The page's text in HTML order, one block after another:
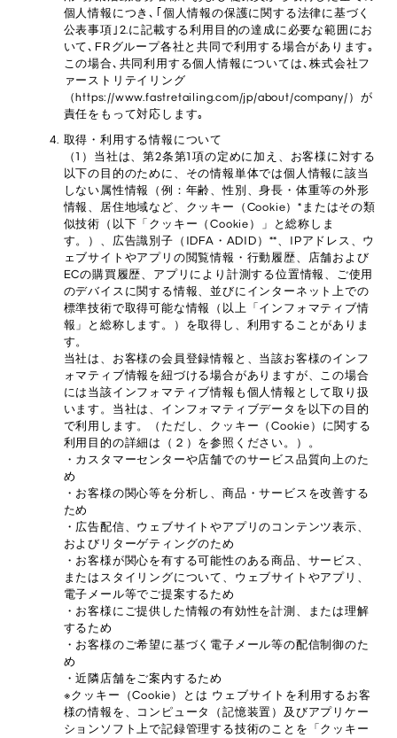
個人情報につき､｢個人情報の保護に関する法律に基づく
公表事項｣2.に記載する利用目的の達成に必要な範囲にお
いて､FRグループ各社と共同で利用する場合があります｡
この場合､共同利用する個人情報については､株式会社フ
ァーストリテイリング
（https://www.fastretailing.com/jp/about/company/）が
責任をもって対応します｡
取得・利用する情報について
（1）当社は、第2条第1項の定めに加え、お客様に対する
以下の目的のために、その情報単体では個人情報に該当
しない属性情報（例：年齢、性別、身長・体重等の外形
情報、居住地域など、クッキー（Cookie）*またはその類
似技術（以下「クッキー（Cookie）」と総称しま
す。）、広告識別子（IDFA・ADID）**、IPアドレス、ウ
ェブサイトやアプリの閲覧情報・行動履歴、店舗および
ECの購買履歴、アプリにより計測する位置情報、ご使用
のデバイスに関する情報、並びにインターネット上での
標準技術で取得可能な情報（以上「インフォマティブ情
報」と総称します。）を取得し、利用することがありま
す。
当社は、お客様の会員登録情報と、当該お客様のインフ
ォマティブ情報を紐づける場合がありますが、この場合
には当該インフォマティブ情報も個人情報として取り扱
います。当社は、インフォマティブデータを以下の目的
で利用します。（ただし、クッキー（Cookie）に関する
利用目的の詳細は（２）を参照ください。）。
・カスタマーセンターや店舗でのサービス品質向上のた
め
・お客様の関心等を分析し、商品・サービスを改善する
ため
・広告配信、ウェブサイトやアプリのコンテンツ表示、
およびリターゲティングのため
・お客様が関心を有する可能性のある商品、サービス、
またはスタイリングについて、ウェブサイトやアプリ、
電子メール等でご提案するため
・お客様にご提供した情報の有効性を計測、または理解
するため
・お客様のご希望に基づく電子メール等の配信制御のた
め
・近隣店舗をご案内するため
※クッキー（Cookie）とは ウェブサイトを利用するお客
様の情報を、コンピュータ（記憶装置）及びアプリケー
ションソフト上で記録管理する技術のことを「クッキー